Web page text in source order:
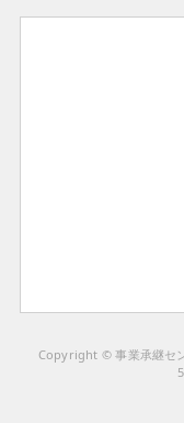
Copyright © 事業承継セ